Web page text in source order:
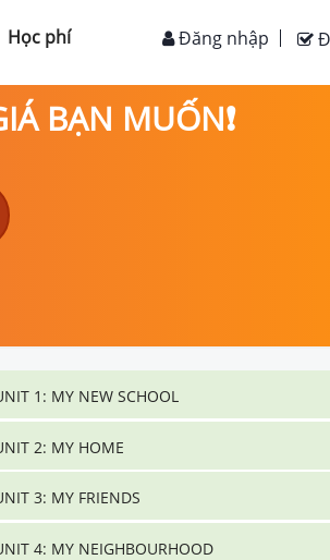
Học phí Đăng nhập
BẠN MUỐN❗
1: MY NEW SCHOOL
2: MY HOME
3: MY FRIENDS
4: MY NEIGHBOURHOOD